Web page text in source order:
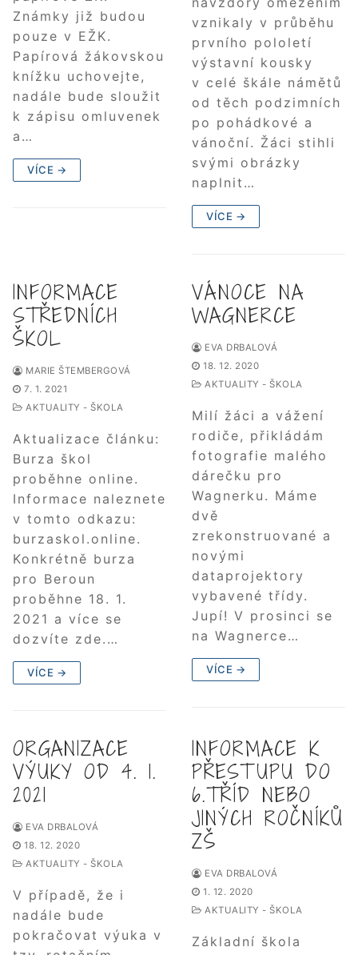
Známky již budou
pouze v EŽK.
Papírová žákovskou
knížku uchovejte,
nadále bude sloužit
k zápisu omluvenek
a…
VÍCE →
vznikaly v průběhu
prvního pololetí
výstavní kousky
v celé škále námětů
od těch podzimních
po pohádkové a
vánoční. Žáci stihli
svými obrázky
naplnit…
VÍCE →
INFORMACE
STŘEDNÍCH
ŠKOL
MARIE ŠTEMBERGOVÁ
7. 1. 2021
AKTUALITY - ŠKOLA
Aktualizace článku:
Burza škol
proběhne online.
Informace naleznete
v tomto odkazu:
burzaskol.online.
Konkrétně burza
pro Beroun
proběhne 18. 1.
2021 a více se
dozvíte zde.…
VÍCE →
VÁNOCE NA
WAGNERCE
EVA DRBALOVÁ
18. 12. 2020
AKTUALITY - ŠKOLA
Milí žáci a vážení
rodiče, přikládám
fotografie malého
dárečku pro
Wagnerku. Máme
dvě
zrekonstruované a
novými
dataprojektory
vybavené třídy.
Jupí! V prosinci se
na Wagnerce…
VÍCE →
ORGANIZACE
VÝUKY OD 4. 1.
2021
EVA DRBALOVÁ
18. 12. 2020
AKTUALITY - ŠKOLA
V případě, že i
nadále bude
pokračovat výuka v
INFORMACE K
PŘESTUPU DO
6.TŘÍD NEBO
JINÝCH ROČNÍKŮ
ZŠ
EVA DRBALOVÁ
1. 12. 2020
AKTUALITY - ŠKOLA
Základní škola